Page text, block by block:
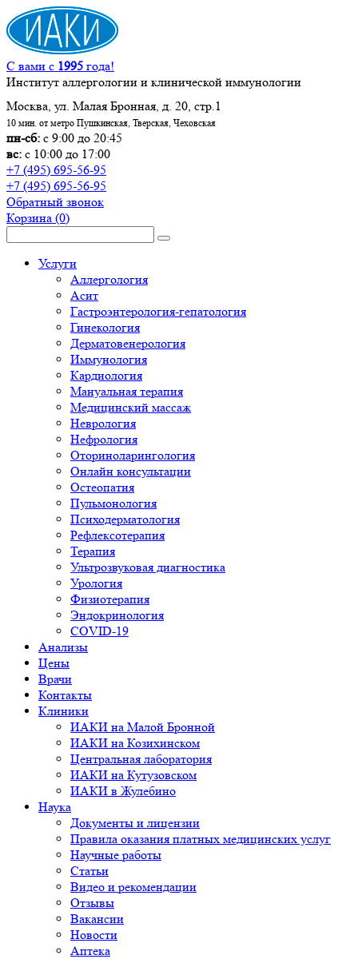
С вами с 1995 года!
Институт аллергологии и клинической иммунологии
Москва, ул. Малая Бронная, д. 20, стр.1
10 мин. от метро Пушкинская, Тверская, Чеховская
пн-сб: с 9:00 до 20:45
вс: с 10:00 до 17:00
+7 (495) 695-56-95
+7 (495) 695-56-95
Обратный звонок
Корзина (0)
Услуги
Аллергология
Асит
Гастроэнтерология-гепатология
Гинекология
Дерматовенерология
Иммунология
Кардиология
Мануальная терапия
Медицинский массаж
Неврология
Нефрология
Оториноларингология
Онлайн консультации
Остеопатия
Пульмонология
Психодерматология
Рефлексотерапия
Терапия
Ультрозвуковая диагностика
Урология
Физиотерапия
Эндокринология
COVID-19
Анализы
Цены
Врачи
Контакты
Клиники
ИАКИ на Малой Бронной
ИАКИ на Козихинском
Центральная лаборатория
ИАКИ на Кутузовском
ИАКИ в Жулебино
Наука
Документы и лицензии
Правила оказания платных медицинских услуг
Научные работы
Статьи
Видео и рекомендации
Отзывы
Вакансии
Новости
Аптека